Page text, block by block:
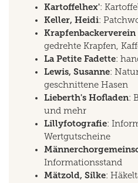
Kartoffelhex':
Keller, Heidi:
gedrehte Krapfen,
La Petite Fadette:
Lewis, Susanne:
geschnittene Hasen
Lieberth's Hofladen:
und mehr
Lillyfotografie:
Wertgutscheine
Informationsstand
Mätzold, Silke: